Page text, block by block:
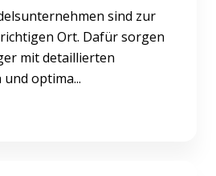
sind zur
Ort. Dafür sorgen
mit detaillierten
optima...